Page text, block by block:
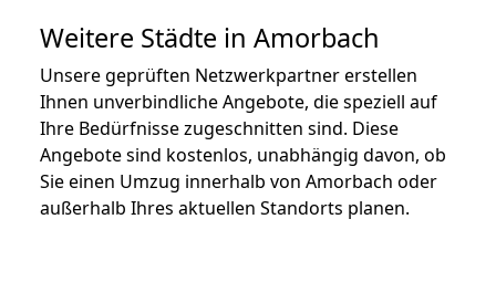
Weitere Städte in Amorbach
Unsere geprüften Netzwerkpartner erstellen
Ihnen unverbindliche Angebote, die speziell auf
Ihre Bedürfnisse zugeschnitten sind. Diese
Angebote sind kostenlos, unabhängig davon, ob
Sie einen Umzug innerhalb von Amorbach oder
außerhalb Ihres aktuellen Standorts planen.